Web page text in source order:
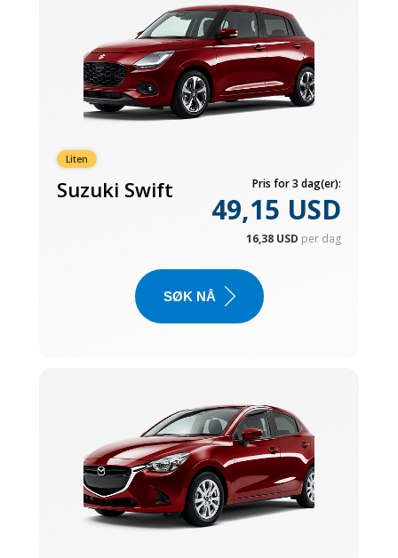
Liten
Suzuki Swift Pris for 3 dag(er):
49,15 USD
16,38 USD per dag
SØK NÅ